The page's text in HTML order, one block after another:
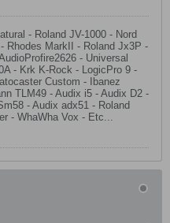
- Roland JV-1000 - Nord
Rhodes MarkII - Roland Jx3P -
- Universal
- Krk K-Rock - LogicPro 9 -
Custom - Ibanez
TLM49 - Audix i5 - Audix D2 -
- Audix adx51 - Roland
- WhaWha Vox - Etc...